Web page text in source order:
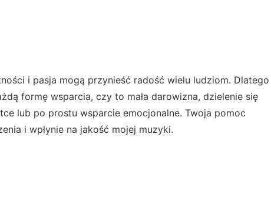
i pasja mogą przynieść radość wielu ludziom. Dlatego
formę wsparcia, czy to mała darowizna, dzielenie się
lub po prostu wsparcie emocjonalne. Twoja pomoc
i wpłynie na jakość mojej muzyki.